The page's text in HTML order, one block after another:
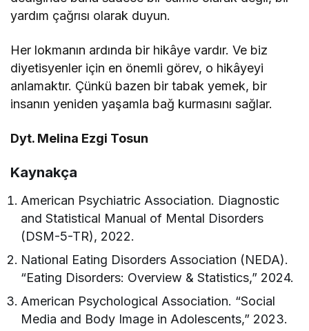
yardım çağrısı olarak duyun.
Her lokmanın ardında bir hikâye vardır. Ve biz
diyetisyenler için en önemli görev, o hikâyeyi
anlamaktır. Çünkü bazen bir tabak yemek, bir
insanın yeniden yaşamla bağ kurmasını sağlar.
Dyt. Melina Ezgi Tosun
Kaynakça
American Psychiatric Association. Diagnostic
and Statistical Manual of Mental Disorders
(DSM-5-TR), 2022.
National Eating Disorders Association (NEDA).
“Eating Disorders: Overview & Statistics,” 2024.
American Psychological Association. “Social
Media and Body Image in Adolescents,” 2023.